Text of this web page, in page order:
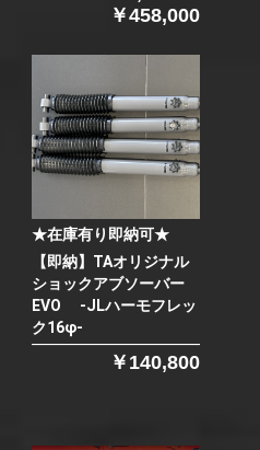
￥458,000
★在庫有り即納可★
【即納】TAオリジナル
ショックアブソーバー
EVO -JLハーモフレッ
ク16φ-
￥140,800